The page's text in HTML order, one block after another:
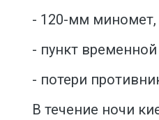
- 120-мм миномет,
- пункт
- потери
В течение ночи